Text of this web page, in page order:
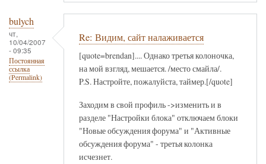
bulych
чт,
10/04/2007
- 09:35
Постоянная
ссылка
(Permalink)
Re: Видим, сайт налаживается
[quote=brendan].... Однако третья колоночка,
на мой взгляд, мешается. /место смайла/.
P.S. Настройте, пожалуйста, таймер.[/quote]
Заходим в свой профиль ->изменить и в
разделе "Настройки блока" отключаем блоки
"Новые обсуждения форума" и "Активные
обсуждения форума" - третья колонка
исчезнет.